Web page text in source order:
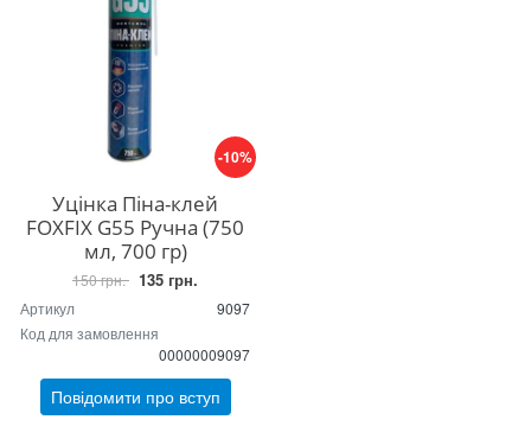
-10%
Уцінка Піна-клей
FOXFIX G55 Ручна (750
мл, 700 гр)
150 грн. 135 грн.
Артикул
9097
Код для замовлення
00000009097
Повідомити про вступ